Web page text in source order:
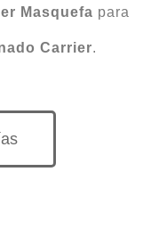
Masquefa para
Carrier.